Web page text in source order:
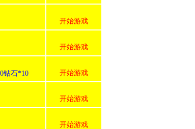
开始游戏
开始游戏
钻石*10 开始游戏
开始游戏
开始游戏